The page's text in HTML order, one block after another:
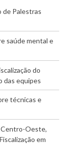
de Palestras
saúde mental e
do
das equipes
técnicas e
Centro-Oeste,
em